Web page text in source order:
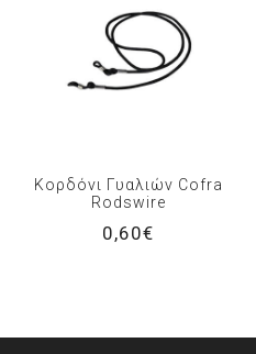
Κορδόνι Γυαλιών Cofra
Rodswire
0,60€